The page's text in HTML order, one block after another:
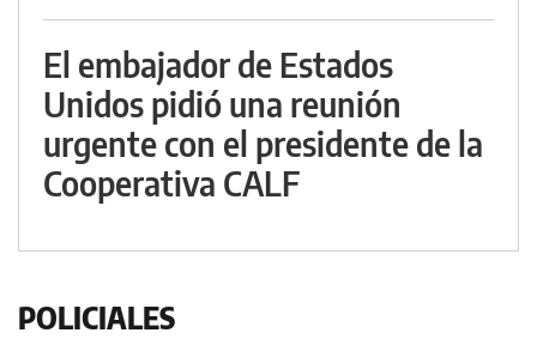
El embajador de Estados
Unidos pidió una reunión
urgente con el presidente de la
Cooperativa CALF
POLICIALES